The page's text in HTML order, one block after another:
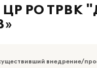
ЦР РО ТРВК
внедрение/